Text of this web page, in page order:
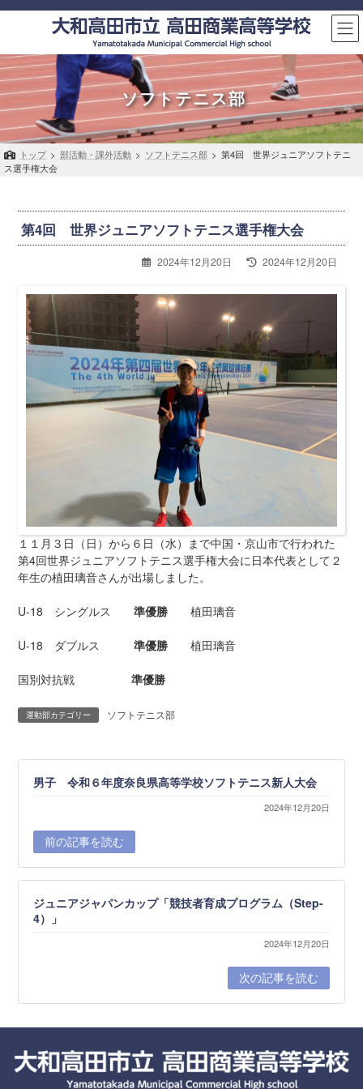
コ
ン
ツ
へ
ス
キ
ッ
プ
ナ
ー
シ
ョ
ン
に
移
動
ソフトテニス部
トップ > 部活動・課外活動 > ソフトテニス部 > 第4回 世界ジュニアソフトテニ
ス選手権大会
第4回 世界ジュニアソフトテニス選手権大会
2024年12月20日
最
時
:
2024年12月20日
１１月３日（日）から６日（水）まで中国・京山市で行われた
第4回世界ジュニアソフトテニス選手権大会に日本代表として２
年生の植田璃音さんが出場しました。
U-18 シングルス準優勝 植田璃音
U-18 ダブルス準優勝 植田璃音
国別対抗戦準優勝
運動部カテゴリー ソフトテニス部
男子 令和６年度奈良県高等学校ソフトテニス新人大会
2024年12月20日
前の記事を読む
ジュニアジャパンカップ「競技者育成プログラム（Step-
4）」
2024年12月20日
次の記事を読む